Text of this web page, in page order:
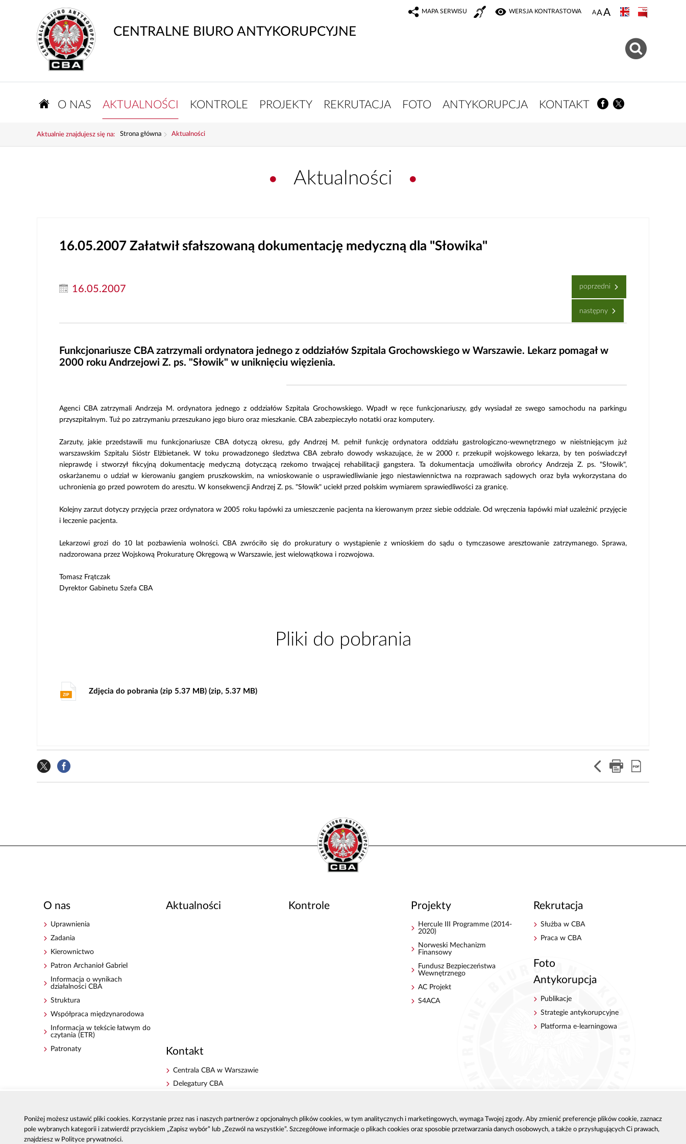
CENTRALNE BIURO ANTYKORUPCYJNE
MAPA SERWISU WERSJA KONTRASTOWA
O NAS AKTUALNOŚCI KONTROLE PROJEKTY REKRUTACJA FOTO ANTYKORUPCJA KONTAKT
Aktualnie znajdujesz się na: Strona główna Aktualności
Aktualności
16.05.2007Załatwił sfałszowaną dokumentację medyczną dla "Słowika"
16.05.2007 poprzedni
następny
Funkcjonariusze CBA zatrzymali ordynatora jednego z oddziałów Szpitala Grochowskiego w Warszawie. Lekarz pomagał w
2000 roku Andrzejowi Z. ps. "Słowik" w uniknięciu więzienia.
Agenci CBA zatrzymali Andrzeja M. ordynatora jednego z oddziałów Szpitala Grochowskiego. Wpadł w ręce funkcjonariuszy, gdy wysiadał ze swego samochodu na parkingu
przyszpitalnym. Tuż po zatrzymaniu przeszukano jego biuro oraz mieszkanie. CBA zabezpieczyło notatki oraz komputery.
Zarzuty, jakie przedstawili mu funkcjonariusze CBA dotyczą okresu, gdy Andrzej M. pełnił funkcję ordynatora oddziału gastrologiczno-wewnętrznego w nieistniejącym już
warszawskim Szpitalu Sióstr Elżbietanek. W toku prowadzonego śledztwa CBA zebrało dowody wskazujące, że w 2000 r. przekupił wojskowego lekarza, by ten poświadczył
nieprawdę i stworzył fikcyjną dokumentację medyczną dotyczącą rzekomo trwającej rehabilitacji gangstera. Ta dokumentacja umożliwiła obrońcy Andrzeja Z. ps. "Słowik",
oskarżanemu o udział w kierowaniu gangiem pruszkowskim, na wnioskowanie o usprawiedliwianie jego niestawiennictwa na rozprawach sądowych oraz była wykorzystana do
uchronienia go przed powrotem do aresztu. W konsekwencji Andrzej Z. ps. "Słowik" uciekł przed polskim wymiarem sprawiedliwości za granicę.
Kolejny zarzut dotyczy przyjęcia przez ordynatora w 2005 roku łapówki za umieszczenie pacjenta na kierowanym przez siebie oddziale. Od wręczenia łapówki miał uzależnić przyjęcie
i leczenie pacjenta.
Lekarzowi grozi do 10 lat pozbawienia wolności. CBA zwróciło się do prokuratury o wystąpienie z wnioskiem do sądu o tymczasowe aresztowanie zatrzymanego. Sprawa,
nadzorowana przez Wojskową Prokuraturę Okręgową w Warszawie, jest wielowątkowa i rozwojowa.
Tomasz Frątczak
Dyrektor Gabinetu Szefa CBA
Pliki do pobrania
Zdjęcia do pobrania (zip 5.37 MB) (zip, 5.37 MB)
O nas
Uprawnienia
Zadania
Kierownictwo
Patron Archanioł Gabriel
Informacja o wynikach
działalności CBA
Struktura
Współpraca międzynarodowa
Informacja w tekście łatwym do
czytania (ETR)
Patronaty
Aktualności Kontrole Projekty
Hercule III Programme (2014-
2020)
Norweski Mechanizm
Finansowy
Fundusz Bezpieczeństwa
Wewnętrznego
AC Projekt
S4ACA
Rekrutacja
Służba w CBA
Praca w CBA
Foto
Antykorupcja
Publikacje
Strategie antykorupcyjne
Platforma e-learningowa
Kontakt
Centrala CBA w Warszawie
Delegatury CBA
Sygnaliści - zgłoszenia
zewnętrzne
Poniżej możesz ustawić pliki cookies. Korzystanie przez nas i naszych partnerów z opcjonalnych plików cookies, w tym analitycznych i marketingowych, wymaga Twojej zgody. Aby zmienić preferencje plików cookie, zaznacz
pole wybranych kategorii i zatwierdź przyciskiem „Zapisz wybór” lub „Zezwól na wszystkie”. Szczegółowe informacje o plikach cookies oraz sposobie przetwarzania danych osobowych, a także o przysługujących Ci prawach,
znajdziesz w Polityce prywatności.